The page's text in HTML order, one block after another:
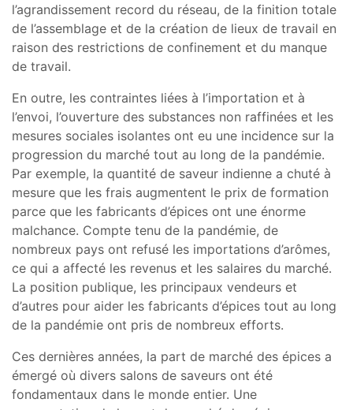
l’agrandissement record du réseau, de la finition totale
de l’assemblage et de la création de lieux de travail en
raison des restrictions de confinement et du manque
de travail.
En outre, les contraintes liées à l’importation et à
l’envoi, l’ouverture des substances non raffinées et les
mesures sociales isolantes ont eu une incidence sur la
progression du marché tout au long de la pandémie.
Par exemple, la quantité de saveur indienne a chuté à
mesure que les frais augmentent le prix de formation
parce que les fabricants d’épices ont une énorme
malchance. Compte tenu de la pandémie, de
nombreux pays ont refusé les importations d’arômes,
ce qui a affecté les revenus et les salaires du marché.
La position publique, les principaux vendeurs et
d’autres pour aider les fabricants d’épices tout au long
de la pandémie ont pris de nombreux efforts.
Ces dernières années, la part de marché des épices a
émergé où divers salons de saveurs ont été
fondamentaux dans le monde entier. Une